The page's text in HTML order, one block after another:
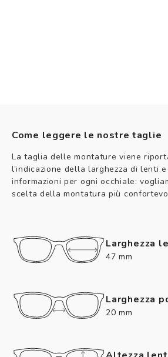
Come leggere le nostre taglie
La taglia delle montature viene
l’indicazione della larghezza di lenti
informazioni per ogni occhiale:
scelta della montatura più
Larghezza
47 mm
Larghezza
20 mm